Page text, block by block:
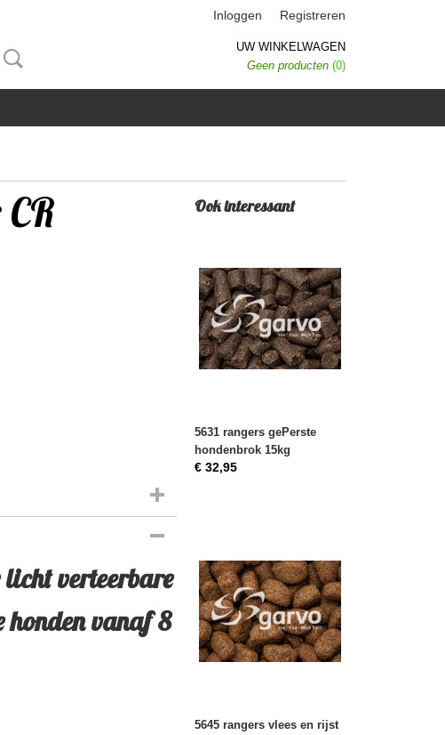
Inloggen Registreren
UW WINKELWAGEN
Geen producten (0)
verteerbare
honden vanaf 8
Ook interessant
5631 rangers gePerste
hondenbrok 15kg
€ 32,95
5645 rangers vlees en rijst